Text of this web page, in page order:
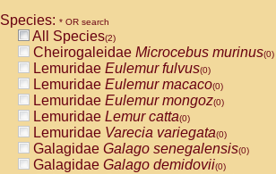
Species: * OR search
All Species(2)
Cheirogaleidae Microcebus murinus(0)
Lemuridae Eulemur fulvus(0)
Lemuridae Eulemur macaco(0)
Lemuridae Eulemur mongoz(0)
Lemuridae Lemur catta(0)
Lemuridae Varecia variegata(0)
Galagidae Galago senegalensis(0)
Galagidae Galago demidovii(0)